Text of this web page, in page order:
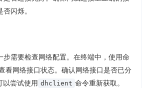
闪烁。
需要检查网络配置。在终端中，使用命
看网络接口状态。确认网络接口是否已分
以尝试使用 dhclient 命令重新获取。